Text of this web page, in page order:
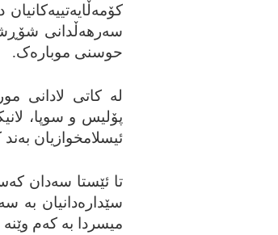
سه‌رهه‌ڵدانی
حوسنی موباره‌ک.
ئیسلامخوازیان
تا ئێستا سه‌دان
سێداره‌دانیان به‌
میسردا به‌ که‌م وێنه‌